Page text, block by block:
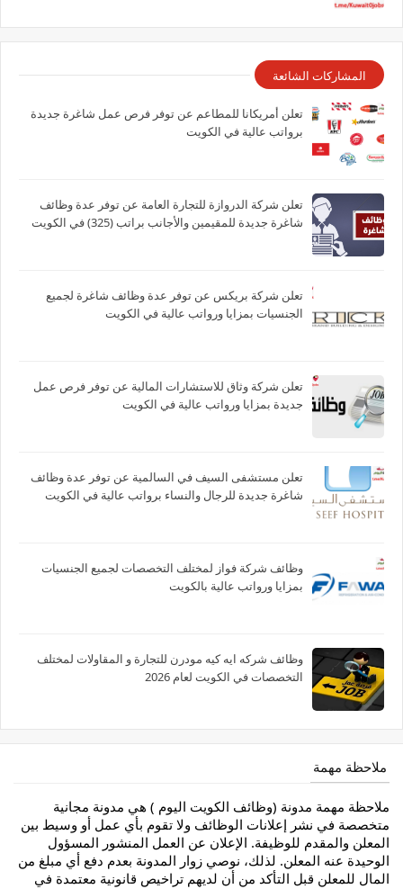
المشاركات الشائعة
تعلن أمريكانا للمطاعم عن توفر فرص عمل شاغرة جديدة
برواتب عالية في الكويت
تعلن شركة الدروازة للتجارة العامة عن توفر عدة وظائف
شاغرة جديدة للمقيمين والأجانب براتب (325) في الكويت
تعلن شركة بريكس عن توفر عدة وظائف شاغرة لجميع
الجنسيات بمزايا ورواتب عالية في الكويت
تعلن شركة وثاق للاستشارات المالية عن توفر فرص عمل
جديدة بمزايا ورواتب عالية في الكويت
تعلن مستشفى السيف في السالمية عن توفر عدة وظائف
شاغرة جديدة للرجال والنساء برواتب عالية في الكويت
وظائف شركة فواز لمختلف التخصصات لجميع الجنسيات
بمزايا ورواتب عالية بالكويت
وظائف شركه ايه كيه مودرن للتجارة و المقاولات لمختلف
التخصصات في الكويت لعام 2026
ملاحظة مهمة
ملاحظة مهمة مدونة (وظائف الكويت اليوم ) هي مدونة مجانية
متخصصة في نشر إعلانات الوظائف ولا تقوم بأي عمل أو وسيط بين
المعلن والمقدم للوظيفة. الإعلان عن العمل المنشور المسؤول
الوحيدة عنه المعلن. لذلك، نوصي زوار المدونة بعدم دفع أي مبلغ من
المال للمعلن قبل التأكد من أن لديهم تراخيص قانونية معتمدة في